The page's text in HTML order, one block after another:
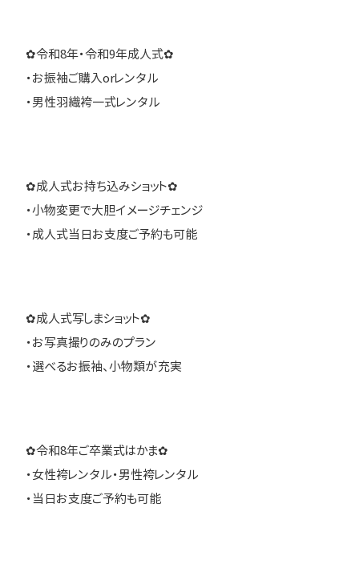
✿令和8年・令和9年成人式✿
・お振袖ご購入orレンタル
・男性羽織袴一式レンタル
✿成人式お持ち込みショット✿
・小物変更で大胆イメージチェンジ
・成人式当日お支度ご予約も可能
✿成人式写しまショット✿
・お写真撮りのみのプラン
・選べるお振袖、小物類が充実
✿令和8年ご卒業式はかま✿
・女性袴レンタル・男性袴レンタル
・当日お支度ご予約も可能